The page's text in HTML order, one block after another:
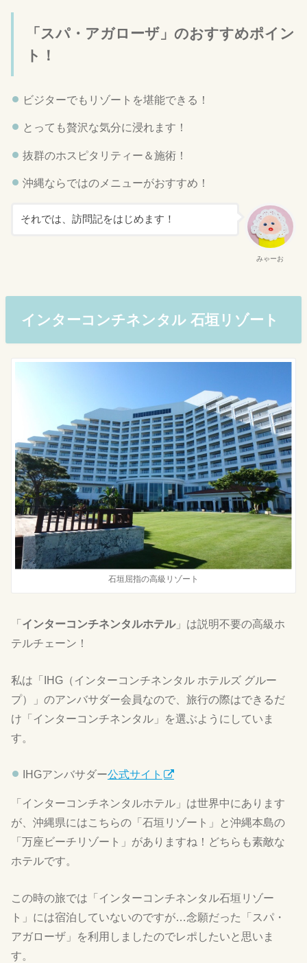
「スパ・アガローザ」のおすすめポイン
ト！
ビジターでもリゾートを堪能できる！
とっても贅沢な気分に浸れます！
抜群のホスピタリティー＆施術！
沖縄ならではのメニューがおすすめ！
みゃーお
それでは、訪問記をはじめます！
インターコンチネンタル 石垣リゾート
石垣屈指の高級リゾート
「インターコンチネンタルホテル」は説明不要の高級ホ
テルチェーン！
私は「IHG（インターコンチネンタル ホテルズ グルー
プ）」のアンバサダー会員なので、旅行の際はできるだ
け「インターコンチネンタル」を選ぶようにしていま
す。
IHGアンバサダー公式サイト
「インターコンチネンタルホテル」は世界中にあります
が、沖縄県にはこちらの「石垣リゾート」と沖縄本島の
「万座ビーチリゾート」がありますね！どちらも素敵な
ホテルです。
この時の旅では「インターコンチネンタル石垣リゾー
ト」には宿泊していないのですが…念願だった「スパ・
アガローザ」を利用しましたのでレポしたいと思いま
す。